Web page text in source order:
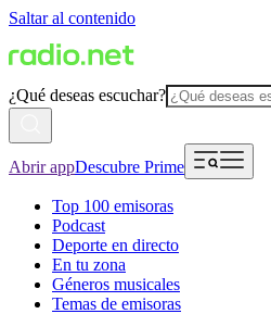
Saltar al contenido
¿Qué deseas escuchar?
Abrir appDescubre Prime
Top 100 emisoras
Podcast
Deporte en directo
En tu zona
Géneros musicales
Temas de emisoras